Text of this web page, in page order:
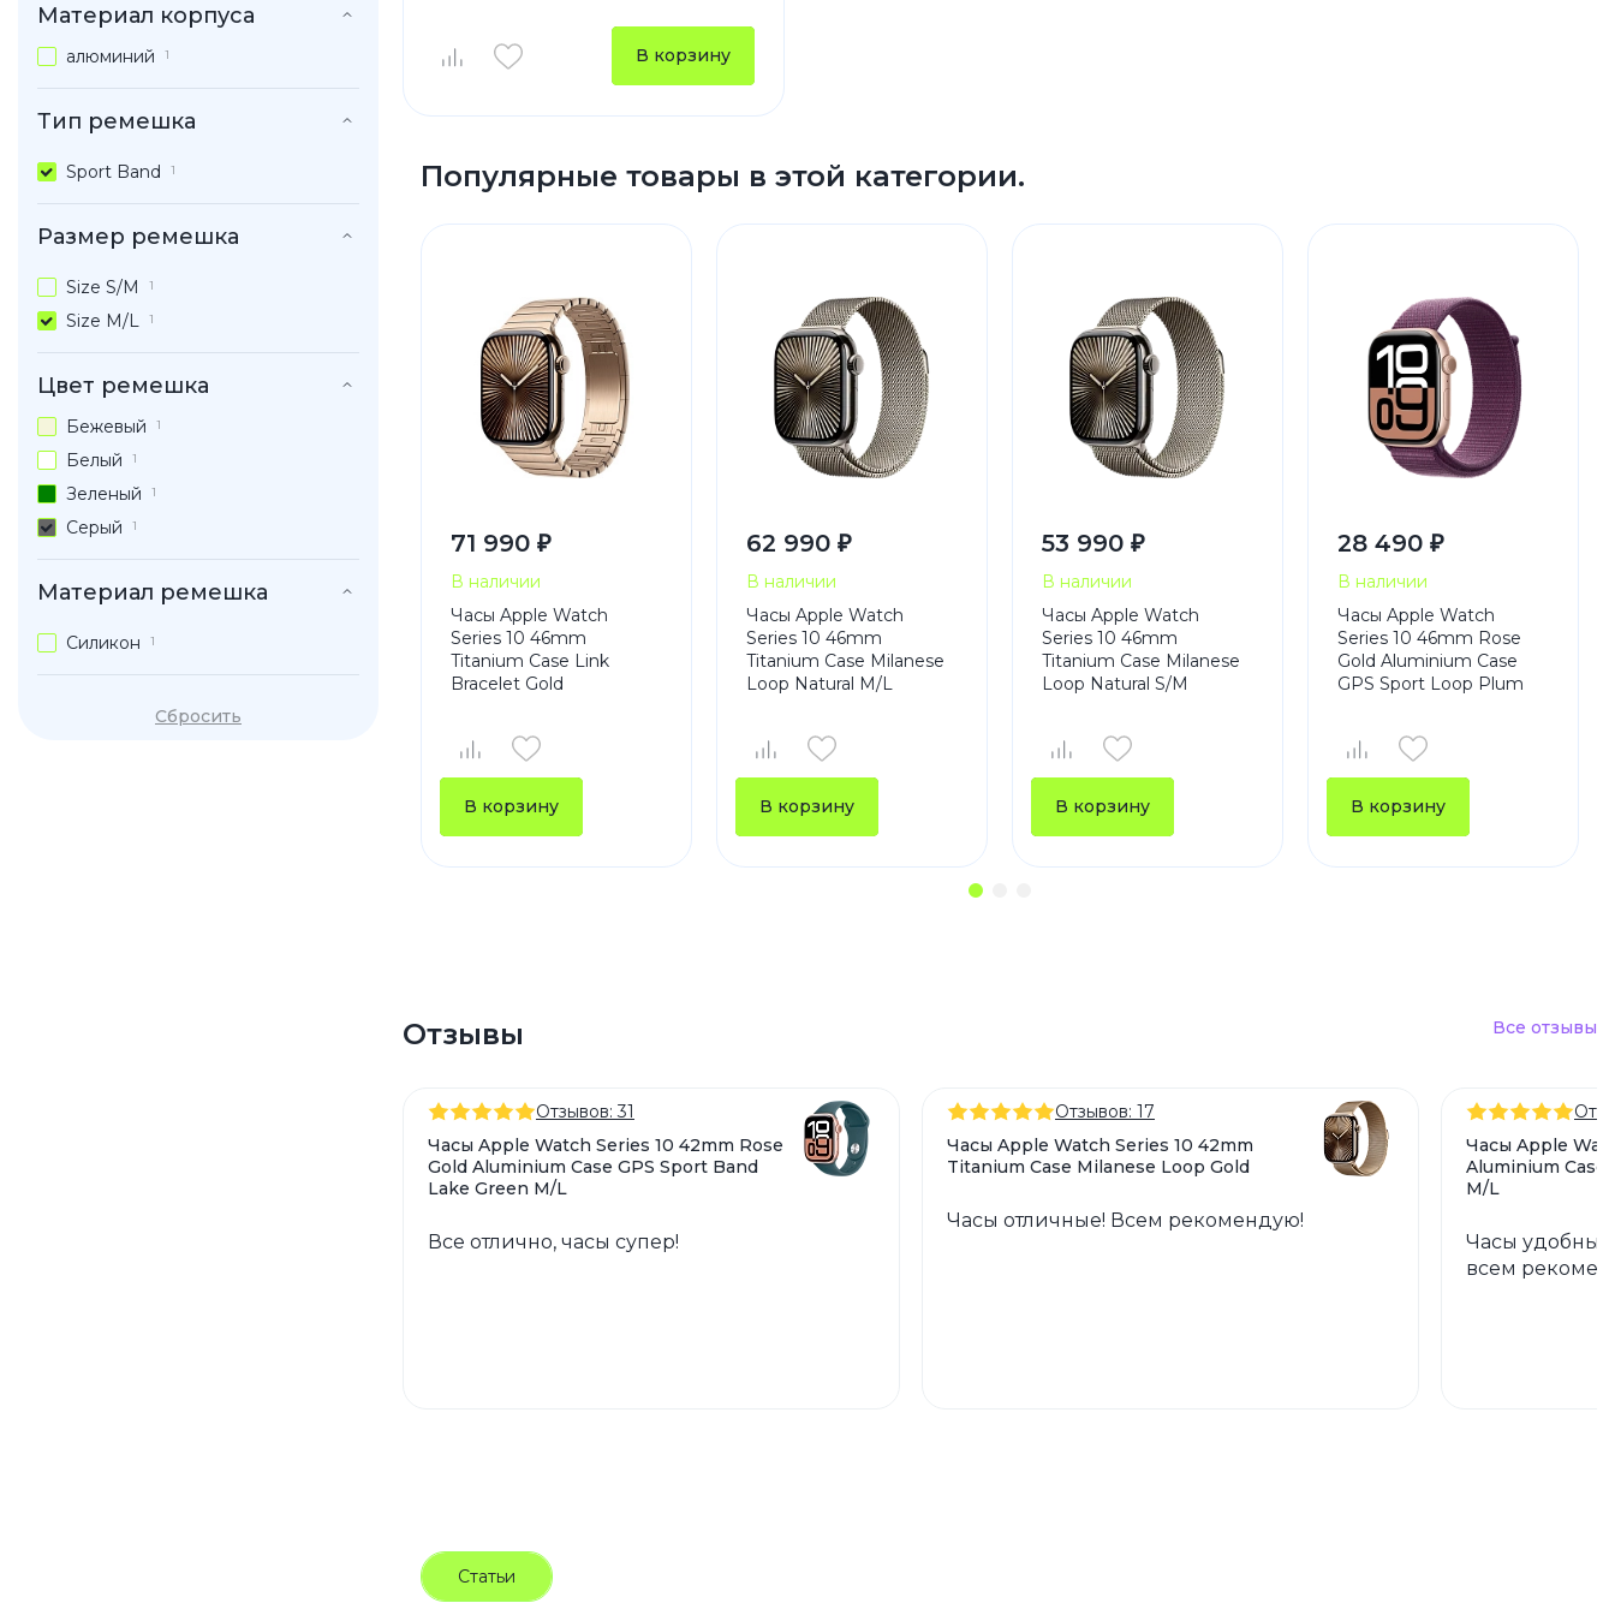
Материал корпуса
алюминий 1
Тип ремешка
Sport Band 1
Размер ремешка
Size S/M 1
Size M/L 1
Цвет ремешка
Бежевый 1
Белый 1
Зеленый 1
Серый 1
Материал ремешка
Силикон 1
Сбросить
В корзину
Популярные товары в этой категории.
71 990 ₽
В наличии
Часы Apple Watch
Series 10 46mm
Titanium Case Link
Bracelet Gold
В корзину
62 990 ₽
В наличии
Часы Apple Watch
Series 10 46mm
Titanium Case Milanese
Loop Natural M/L
В корзину
53 990 ₽
В наличии
Часы Apple Watch
Series 10 46mm
Titanium Case Milanese
Loop Natural S/M
В корзину
28 490 ₽
В наличии
Часы Apple Watch
Series 10 46mm Rose
Gold Aluminium Case
GPS Sport Loop Plum
В корзину
Отзывы Все отзывы
Отзывов: 31
Часы Apple Watch Series 10 42mm Rose
Gold Aluminium Case GPS Sport Band
Lake Green M/L
Все отлично, часы супер!
Отзывов: 17
Часы Apple Watch Series 10 42mm
Titanium Case Milanese Loop Gold
Часы отличные! Всем рекомендую!
Часы Apple
Aluminium Case
M/L
Часы
всем
Статьи